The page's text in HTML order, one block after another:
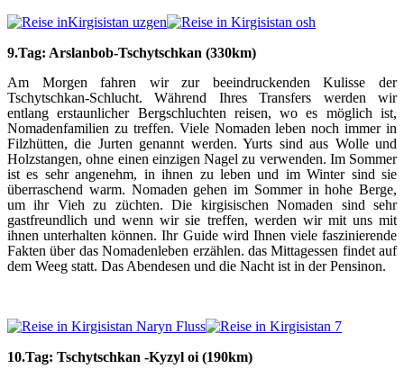
9.Tag: Arslanbob-Tschytschkan (330km)
Am Morgen fahren wir zur beeindruckenden Kulisse der
Tschytschkan-Schlucht. Während Ihres Transfers werden wir
entlang erstaunlicher Bergschluchten reisen, wo es möglich ist,
Nomadenfamilien zu treffen. Viele Nomaden leben noch immer in
Filzhütten, die Jurten genannt werden. Yurts sind aus Wolle und
Holzstangen, ohne einen einzigen Nagel zu verwenden. Im Sommer
ist es sehr angenehm, in ihnen zu leben und im Winter sind sie
überraschend warm. Nomaden gehen im Sommer in hohe Berge,
um ihr Vieh zu züchten. Die kirgisischen Nomaden sind sehr
gastfreundlich und wenn wir sie treffen, werden wir mit uns mit
ihnen unterhalten können. Ihr Guide wird Ihnen viele faszinierende
Fakten über das Nomadenleben erzählen. das Mittagessen findet auf
dem Weeg statt. Das Abendesen und die Nacht ist in der Pensinon.
10.Tag: Tschytschkan -Kyzyl oi (190km)